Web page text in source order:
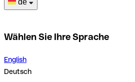
de
Wählen Sie Ihre Sprache
English
Deutsch